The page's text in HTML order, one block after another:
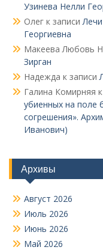
Узинева Нелли
Олег к записи
Георгиевна
Макеева Любовь
Зирган
Надежда к записи
Галина Комирняя
убиенных на поле
согрешения».
Иванович)
Архивы
Август 2026
Июль 2026
Июнь 2026
Май 2026